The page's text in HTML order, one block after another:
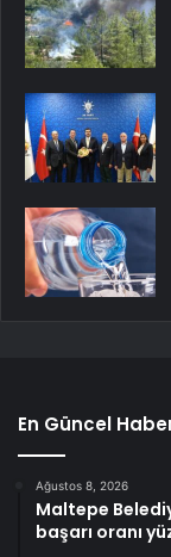
En Güncel
Ağustos 8, 2026
Maltepe
başarı oranı